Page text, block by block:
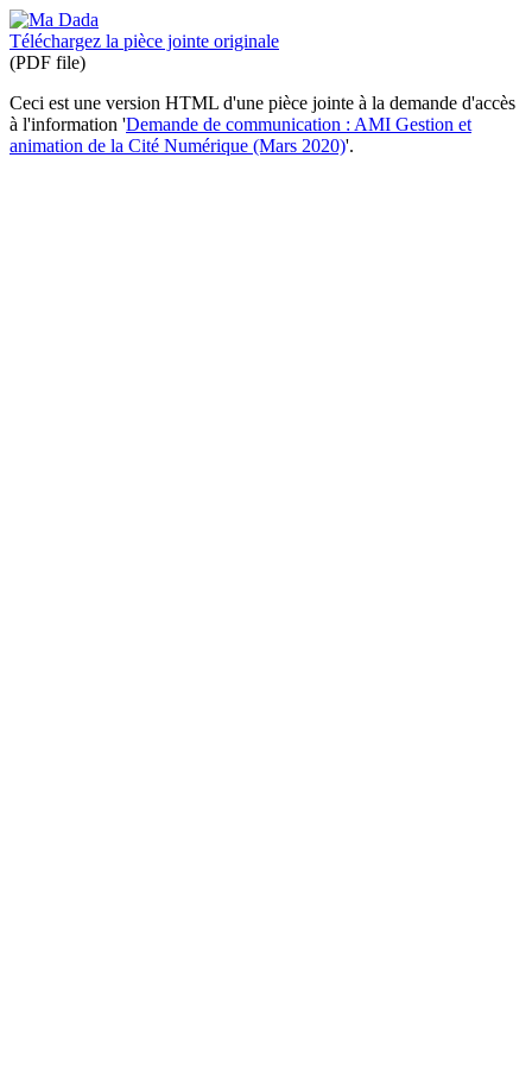
Téléchargez la pièce jointe originale
(PDF file)
Ceci est une version HTML d'une pièce jointe à la demande d'accès
à l'information 'Demande de communication : AMI Gestion et
animation de la Cité Numérique (Mars 2020)'.